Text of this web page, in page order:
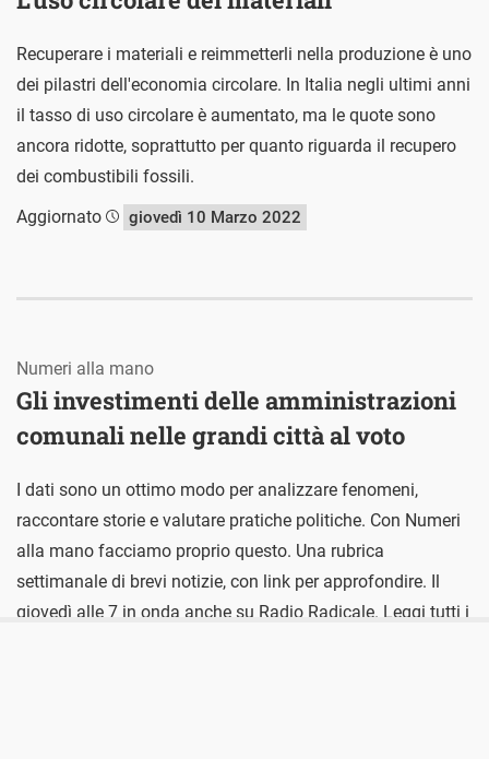
Recuperare i materiali e reimmetterli nella produzione è uno
dei pilastri dell'economia circolare. In Italia negli ultimi anni
il tasso di uso circolare è aumentato, ma le quote sono
ancora ridotte, soprattutto per quanto riguarda il recupero
dei combustibili fossili.
Aggiornato
giovedì 10 Marzo 2022
Gli investimenti delle amministrazioni
comunali nelle grandi città al voto
Numeri alla mano
I dati sono un ottimo modo per analizzare fenomeni,
raccontare storie e valutare pratiche politiche. Con Numeri
alla mano facciamo proprio questo. Una rubrica
settimanale di brevi notizie, con link per approfondire. Il
giovedì alle 7 in onda anche su Radio Radicale. Leggi tutti i